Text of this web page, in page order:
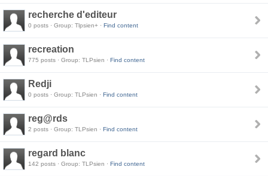
recherche d'editeur
0 posts · Group: Tlpsien+ · Find content
recreation
775 posts · Group: TLPsien · Find content
Redji
0 posts · Group: TLPsien · Find content
reg@rds
2 posts · Group: TLPsien · Find content
regard blanc
142 posts · Group: TLPsien · Find content